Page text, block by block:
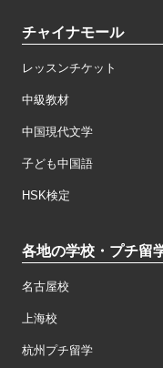
チャイナモール
レッスンチケット
中級教材
中国現代文学
子ども中国語
HSK検定
各地の学校・プチ留
名古屋校
上海校
杭州プチ留学